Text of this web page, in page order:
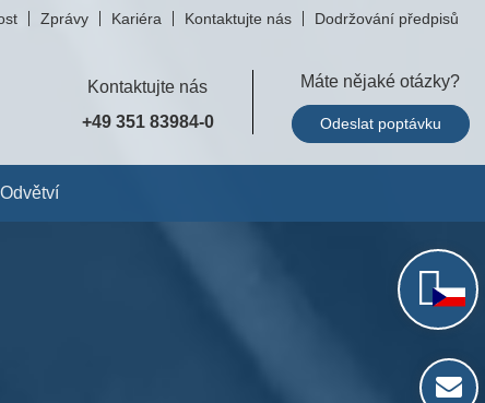
Zprávy Kariéra Kontaktujte nás Dodržování předpisů
Máte nějaké otázky?
Odeslat poptávku
Kontaktujte nás
+49 351 83984-0
Odvětví